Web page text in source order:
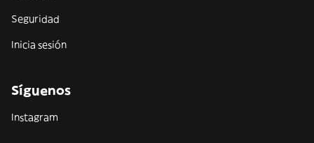
Seguridad
Inicia sesión
Síguenos
Instagram